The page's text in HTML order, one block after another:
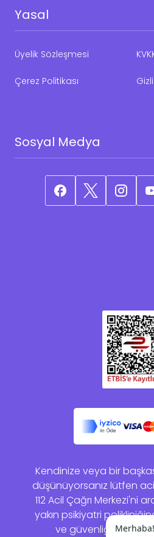
Yasal
Üyelik Sözleşmesi
Çerez Politikası
Sosyal Medya
Kendinize veya bir
düşünüyorsanız lütfen
112 Acil Çağrı Merkezi'ni
yakın psikiyatri
ve güvenliğiniz